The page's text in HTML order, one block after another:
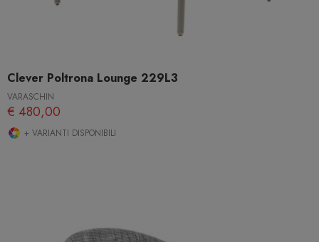
Clever Poltrona Lounge 229L3
VARASCHIN
€ 480,00
+ VARIANTI DISPONIBILI